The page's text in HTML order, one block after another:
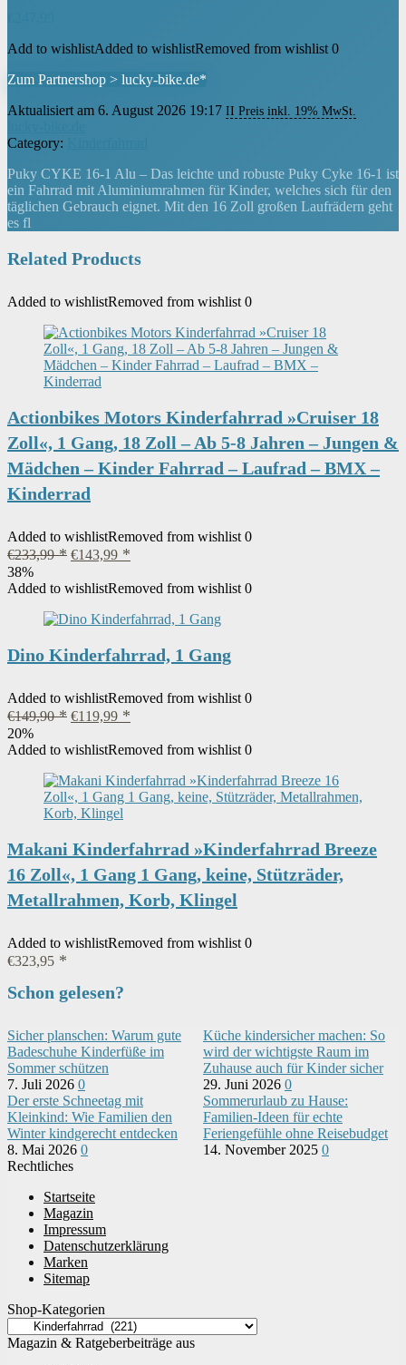
Add to wishlistAdded to wishlistRemoved from wishlist 0
Zum Partnershop > lucky-bike.de*
Aktualisiert am 6. August 2026 19:17 II Preis inkl. 19% MwSt.
Category:
Puky CYKE 16-1 Alu – Das leichte und robuste Puky Cyke 16-1 ist
ein Fahrrad mit Aluminiumrahmen für Kinder, welches sich für den
täglichen Gebrauch eignet. Mit den 16 Zoll großen Laufrädern geht
es fl
Related Products
Added to wishlistRemoved from wishlist 0
Actionbikes Motors Kinderfahrrad »Cruiser 18
Zoll«, 1 Gang, 18 Zoll – Ab 5-8 Jahren – Jungen &
Mädchen – Kinder Fahrrad – Laufrad – BMX –
Kinderrad
Added to wishlistRemoved from wishlist 0
€233,99
Ursprünglicher
war:
€143,99
ist:
38%
Added to wishlistRemoved from wishlist 0
Dino Kinderfahrrad, 1 Gang
Added to wishlistRemoved from wishlist 0
€149,90
Ursprünglicher
war:
€119,99
ist:
20%
Added to wishlistRemoved from wishlist 0
Makani Kinderfahrrad »Kinderfahrrad Breeze
16 Zoll«, 1 Gang 1 Gang, keine, Stützräder,
Metallrahmen, Korb, Klingel
Added to wishlistRemoved from wishlist 0
€323,95
Schon gelesen?
Sicher planschen: Warum gute
Badeschuhe Kinderfüße im
Sommer schützen
7. Juli 2026 0
Küche kindersicher machen: So
wird der wichtigste Raum im
Zuhause auch für Kinder sicher
29. Juni 2026 0
Der erste Schneetag mit
Kleinkind: Wie Familien den
Winter kindgerecht entdecken
8. Mai 2026 0
Sommerurlaub zu Hause:
Familien-Ideen für echte
Feriengefühle ohne Reisebudget
14. November 2025 0
Rechtliches
Startseite
Magazin
Impressum
Datenschutzerklärung
Marken
Sitemap
Shop-Kategorien
Magazin & Ratgeberbeiträge aus